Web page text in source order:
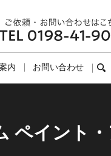
内 お問い合わせ
ペイント